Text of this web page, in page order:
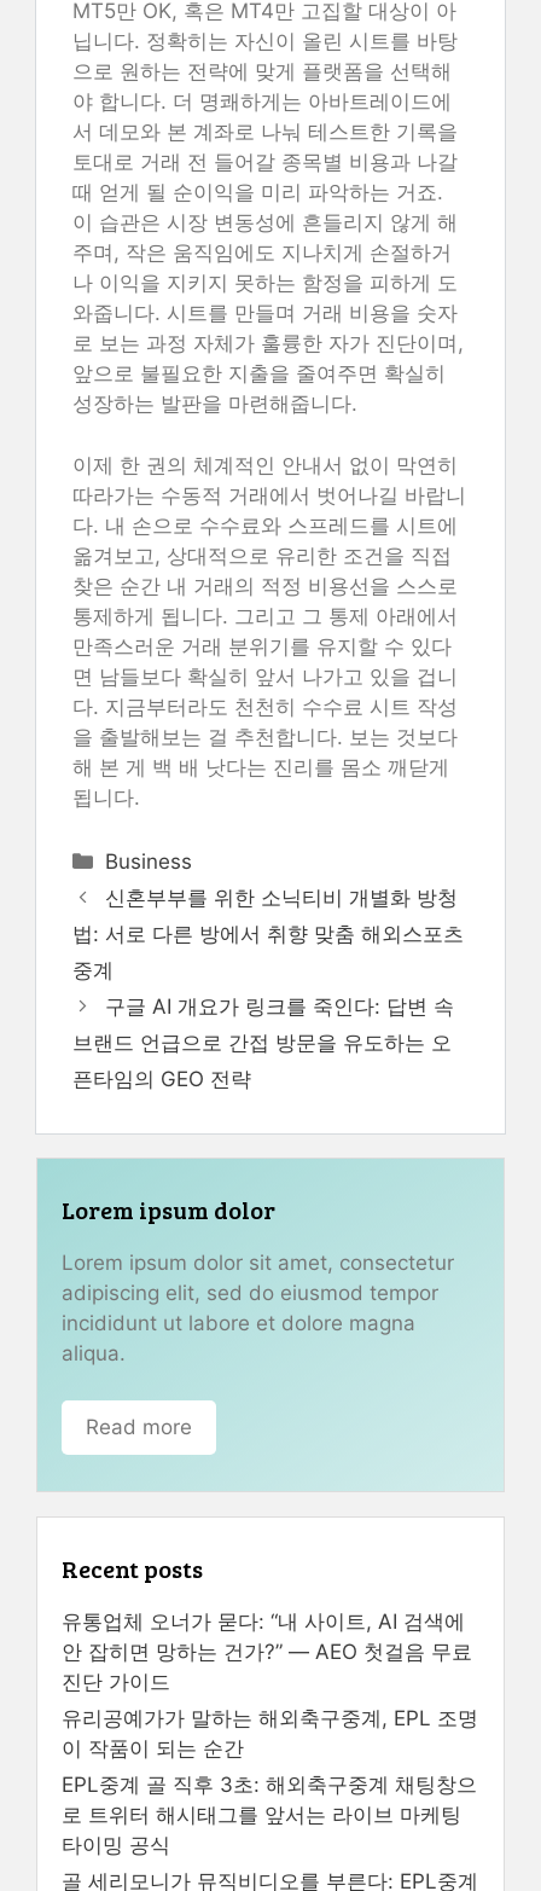
MT5만 OK, 혹은 MT4만 고집할 대상이 아
닙니다. 정확히는 자신이 올린 시트를 바탕
으로 원하는 전략에 맞게 플랫폼을 선택해
야 합니다. 더 명쾌하게는 아바트레이드에
서 데모와 본 계좌로 나눠 테스트한 기록을
토대로 거래 전 들어갈 종목별 비용과 나갈
때 얻게 될 순이익을 미리 파악하는 거죠.
이 습관은 시장 변동성에 흔들리지 않게 해
주며, 작은 움직임에도 지나치게 손절하거
나 이익을 지키지 못하는 함정을 피하게 도
와줍니다. 시트를 만들며 거래 비용을 숫자
로 보는 과정 자체가 훌륭한 자가 진단이며,
앞으로 불필요한 지출을 줄여주면 확실히
성장하는 발판을 마련해줍니다.
이제 한 권의 체계적인 안내서 없이 막연히
따라가는 수동적 거래에서 벗어나길 바랍니
다. 내 손으로 수수료와 스프레드를 시트에
옮겨보고, 상대적으로 유리한 조건을 직접
찾은 순간 내 거래의 적정 비용선을 스스로
통제하게 됩니다. 그리고 그 통제 아래에서
만족스러운 거래 분위기를 유지할 수 있다
면 남들보다 확실히 앞서 나가고 있을 겁니
다. 지금부터라도 천천히 수수료 시트 작성
을 출발해보는 걸 추천합니다. 보는 것보다
해 본 게 백 배 낫다는 진리를 몸소 깨닫게
됩니다.
Categories
Business
신혼부부를 위한 소닉티비 개별화 방청
법: 서로 다른 방에서 취향 맞춤 해외스포츠
중계
구글 AI 개요가 링크를 죽인다: 답변 속
브랜드 언급으로 간접 방문을 유도하는 오
픈타임의 GEO 전략
Lorem ipsum dolor
Lorem ipsum dolor sit amet, consectetur
adipiscing elit, sed do eiusmod tempor
incididunt ut labore et dolore magna
aliqua.
Read more
Recent posts
유통업체 오너가 묻다: “내 사이트, AI 검색에
안 잡히면 망하는 건가?” — AEO 첫걸음 무료
진단 가이드
유리공예가가 말하는 해외축구중계, EPL 조명
이 작품이 되는 순간
EPL중계 골 직후 3초: 해외축구중계 채팅창으
로 트위터 해시태그를 앞서는 라이브 마케팅
타이밍 공식
골 세리모니가 뮤직비디오를 부른다: EPL중계